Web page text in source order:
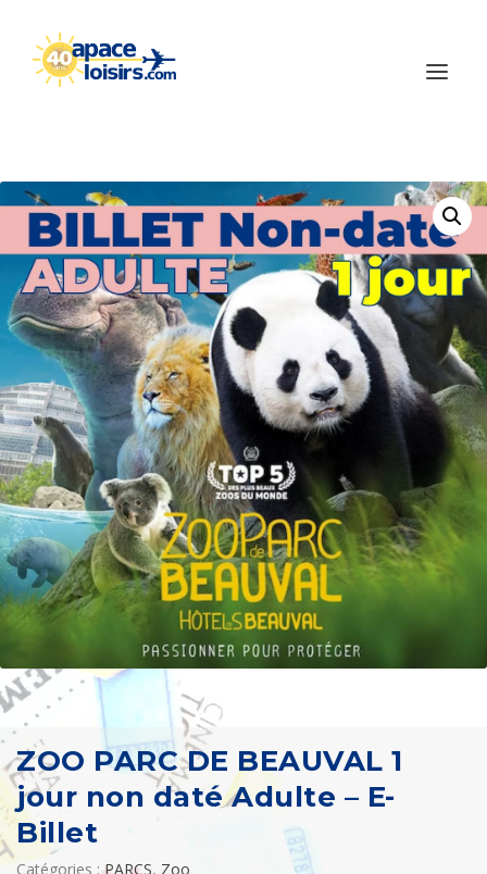
ZOO PARC DE BEAUVAL 1
jour non daté Adulte – E-
Billet
Catégories :PARCS, Zoo